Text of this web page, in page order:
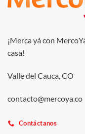
¡Merca yá con
casa!
Valle del Cauca, CO
contacto@mercoya.co
Contáctanos